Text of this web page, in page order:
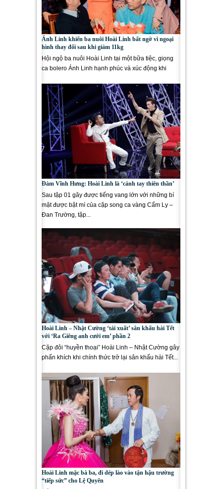
Ánh Linh khiến ba nuôi Hoài Linh bất ngờ vì ngoại
hình thay đổi sau khi giảm 11kg
Hội ngộ ba nuôi Hoài Linh tại một bữa tiệc, giọng
ca bolero Ánh Linh hạnh phúc và xúc động khi
Đàm Vĩnh Hưng: Hoài Linh là ‘cánh tay thiên thần’
Sau tập 01 gây được tiếng vang lớn với những bí
mật được bật mí của cặp song ca vàng Cẩm Ly –
Đan Trường, tập...
Hoài Linh – Nhật Cường ‘tái xuất’ sân khấu hài Tết
với ‘Ra Giêng anh cưới em’ phần 2
Cặp đôi “huyền thoại” Hoài Linh – Nhật Cường gây
phấn khích khi chính thức trở lại sân khấu hài Tết...
Hoài Linh mặc bà ba, đi dép lào vào tận hậu trường
“tiếp sức” cho Lệ Quyên